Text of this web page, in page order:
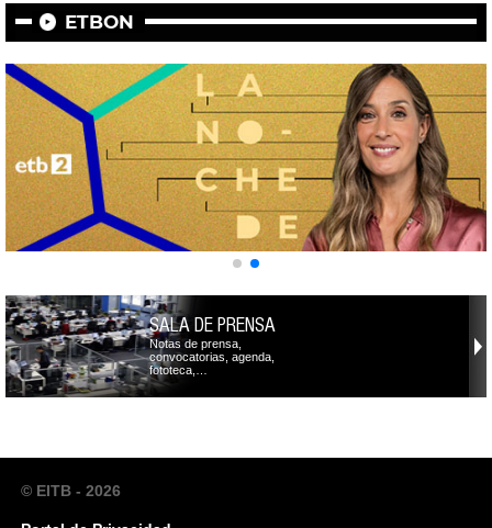
ETBON
SALA DE PRENSA
Notas de prensa,
convocatorias, agenda,
fototeca,…
© EITB - 2026